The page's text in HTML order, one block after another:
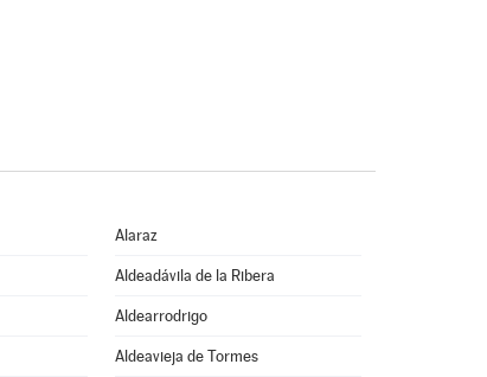
Alaraz
Aldeadávila de la Ribera
Aldearrodrigo
Aldeavieja de Tormes